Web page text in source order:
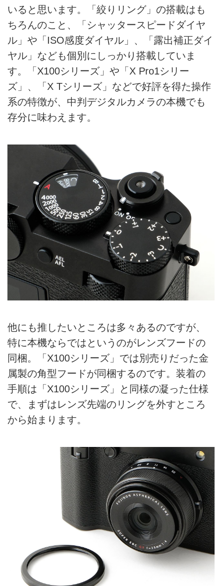
いると思います。「絞りリング」の搭載はも
ちろんのこと、「シャッタースピードダイヤ
ル」や「ISO感度ダイヤル」、「露出補正ダイ
ヤル」なども個別にしっかり搭載していま
す。「X100シリーズ」や「X Pro1シリー
ズ」、「X Tシリーズ」などで好評を得た操作
系の特徴が、中判デジタルカメラの本機でも
存分に味わえます。
他にも推したいところは多々あるのですが、
特に本機ならではというのがレンズフードの
同梱。「X100シリーズ」では別売りだった金
属製の角型フードが同梱するのです。装着の
手順は「X100シリーズ」と同様の凝った仕様
で、まずはレンズ先端のリングを外すところ
から始まります。